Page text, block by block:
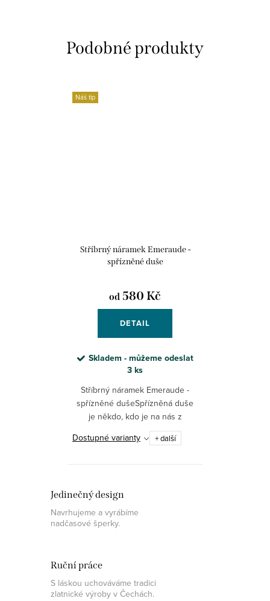
Náš tip
Stříbrný náramek Emeraude -
spřízněné duše
od 580 Kč
DETAIL
Skladem - můžeme odeslat
3 ks
Stříbrný náramek Emeraude -
spřízněné dušeSpřízněná duše
je někdo, kdo je na nás z
určitého důvodu naladěn svými
vlastnostmi, osobností, fyzickou a
Dostupné varianty + další
Jedinečný design
Navrhujeme a vyrábíme
nadčasové šperky.
Ruční práce
S láskou uchováváme tradici
zlatnické výroby v Čechách.